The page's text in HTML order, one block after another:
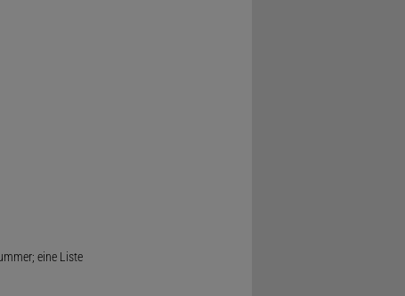
eine Liste